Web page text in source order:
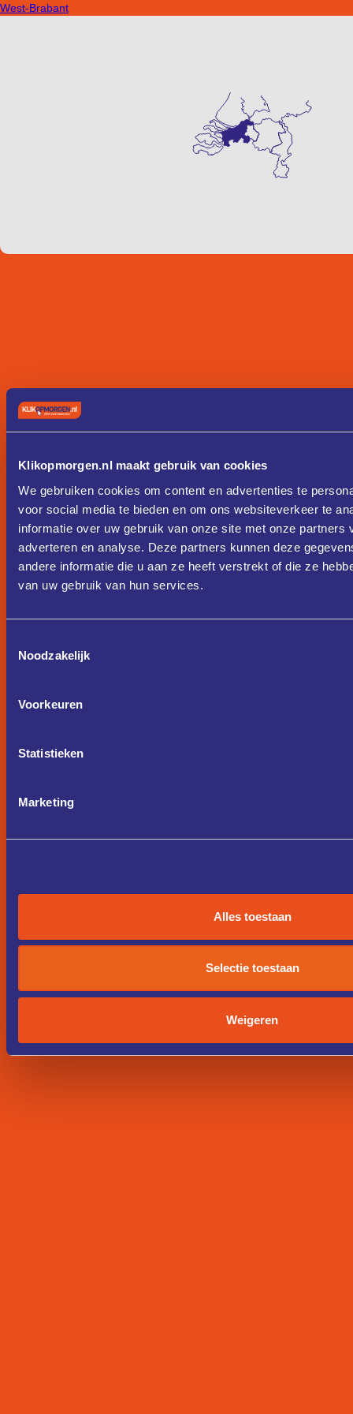
Klikopmorgen.nl maakt gebruik van cookies
We gebruiken cookies om content en advertenties te
voor social media te bieden en om ons websiteverkeer te
informatie over uw gebruik van onze site met onze partners
adverteren en analyse. Deze partners kunnen deze
andere informatie die u aan ze heeft verstrekt of die ze
van uw gebruik van hun services.
Noodzakelijk
Voorkeuren
Statistieken
Marketing
Alles toestaan
Selectie toestaan
Weigeren
West-Brabant